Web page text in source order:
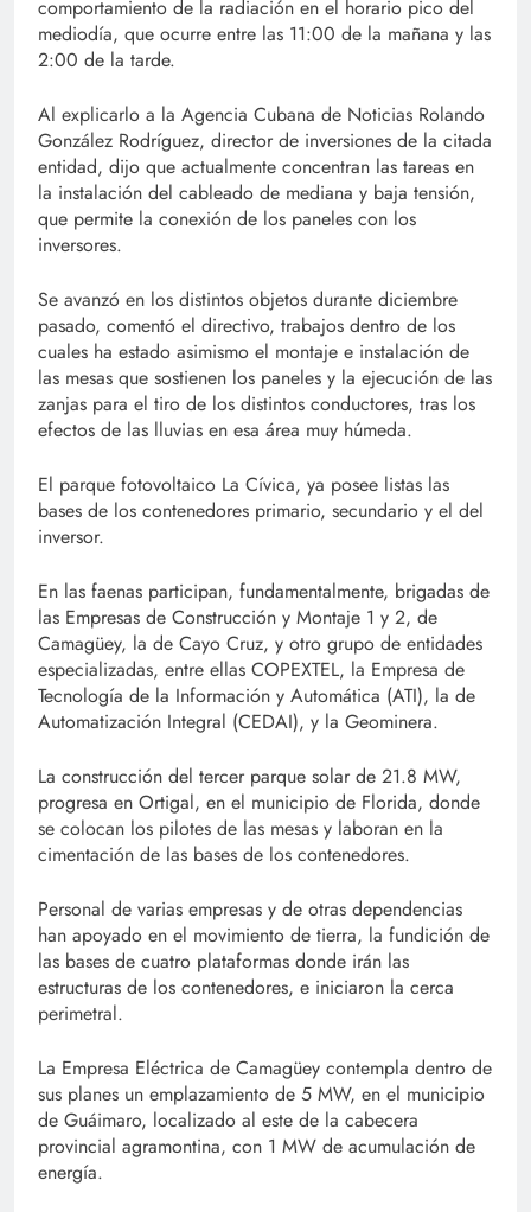
comportamiento de la radiación en el horario pico del
mediodía, que ocurre entre las 11:00 de la mañana y las
2:00 de la tarde.
Al explicarlo a la Agencia Cubana de Noticias Rolando
González Rodríguez, director de inversiones de la citada
entidad, dijo que actualmente concentran las tareas en
la instalación del cableado de mediana y baja tensión,
que permite la conexión de los paneles con los
inversores.
Se avanzó en los distintos objetos durante diciembre
pasado, comentó el directivo, trabajos dentro de los
cuales ha estado asimismo el montaje e instalación de
las mesas que sostienen los paneles y la ejecución de las
zanjas para el tiro de los distintos conductores, tras los
efectos de las lluvias en esa área muy húmeda.
El parque fotovoltaico La Cívica, ya posee listas las
bases de los contenedores primario, secundario y el del
inversor.
En las faenas participan, fundamentalmente, brigadas de
las Empresas de Construcción y Montaje 1 y 2, de
Camagüey, la de Cayo Cruz, y otro grupo de entidades
especializadas, entre ellas COPEXTEL, la Empresa de
Tecnología de la Información y Automática (ATI), la de
Automatización Integral (CEDAI), y la Geominera.
La construcción del tercer parque solar de 21.8 MW,
progresa en Ortigal, en el municipio de Florida, donde
se colocan los pilotes de las mesas y laboran en la
cimentación de las bases de los contenedores.
Personal de varias empresas y de otras dependencias
han apoyado en el movimiento de tierra, la fundición de
las bases de cuatro plataformas donde irán las
estructuras de los contenedores, e iniciaron la cerca
perimetral.
La Empresa Eléctrica de Camagüey contempla dentro de
sus planes un emplazamiento de 5 MW, en el municipio
de Guáimaro, localizado al este de la cabecera
provincial agramontina, con 1 MW de acumulación de
energía.